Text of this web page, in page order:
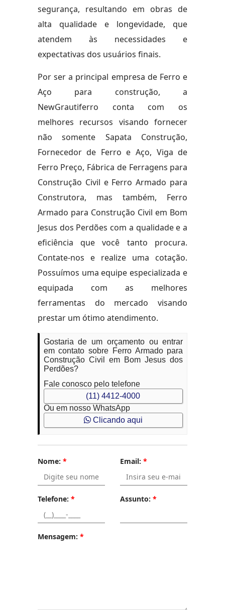
segurança, resultando em obras de
alta qualidade e longevidade, que
atendem às necessidades e
expectativas dos usuários finais.
Por ser a principal empresa de Ferro e
Aço para construção, a
NewGrautiferro conta com os
melhores recursos visando fornecer
não somente Sapata Construção,
Fornecedor de Ferro e Aço, Viga de
Ferro Preço, Fábrica de Ferragens para
Construção Civil e Ferro Armado para
Construtora, mas também, Ferro
Armado para Construção Civil em Bom
Jesus dos Perdões com a qualidade e a
eficiência que você tanto procura.
Contate-nos e realize uma cotação.
Possuímos uma equipe especializada e
equipada com as melhores
ferramentas do mercado visando
prestar um ótimo atendimento.
Gostaria de um orçamento ou entrar
em contato sobre Ferro Armado para
Construção Civil em Bom Jesus dos
Perdões?
Fale conosco pelo telefone
(11) 4412-4000
Ou em nosso WhatsApp
Clicando aqui
Nome: * Email: *
Telefone: * Assunto: *
Mensagem: *